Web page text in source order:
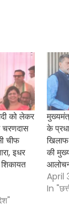
को लेकर
चरणदास
चीफ
इधर
के
खिलाफ
की
April
In